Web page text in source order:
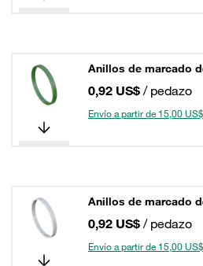
Anillos de marcado
0,92 US$ / pedazo
Envío a partir de 15,00 US$
Anillos de marcado
0,92 US$ / pedazo
Envío a partir de 15,00 US$